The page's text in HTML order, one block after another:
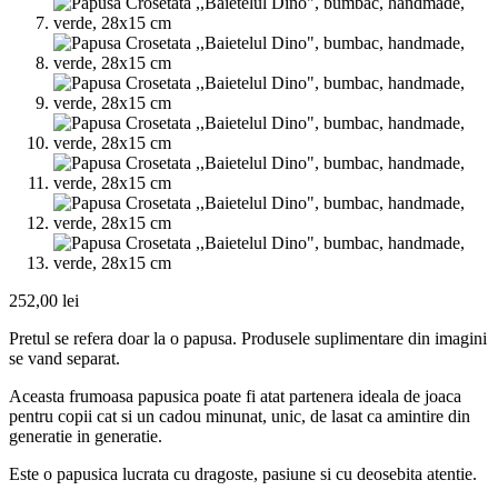
252,00 lei
Pretul se refera doar la o papusa. Produsele suplimentare din imagini
se vand separat.
Aceasta frumoasa papusica poate fi atat partenera ideala de joaca
pentru copii cat si un cadou minunat, unic, de lasat ca amintire din
generatie in generatie.
Este o papusica lucrata cu dragoste, pasiune si cu deosebita atentie.